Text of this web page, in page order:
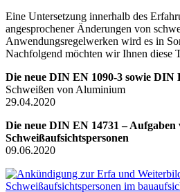
Eine Untersetzung innerhalb des
angesprochener Änderungen von
Anwendungsregelwerken wird es in
Nachfolgend möchten wir Ihnen diese
Die neue DIN EN 1090-3 sowie DIN
Schweißen von
29.04.2020
Die neue DIN EN 14731 – Aufgaben
Schweißaufsichtspersonen
09.06.2020